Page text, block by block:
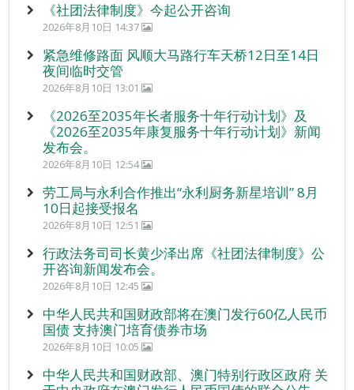
《社团法律制度》今起公开咨询
2026年8月10日 14:37
紧急维修路面 风顺大马路行车天桥12日至14日
夜间临时交管
2026年8月10日 13:01
《2026至2035年长者服务十年行动计划》及
《2026至2035年康复服务十年行动计划》新闻
发布会。
2026年8月10日 12:54
劳工局与永利合作推出“永利厨务新星培训” 8月
10日起接受报名
2026年8月10日 12:51
行政法务司司长黄少泽出席《社团法律制度》公
开咨询新闻发布会。
2026年8月10日 12:45
中华人民共和国财政部将在澳门发行60亿人民币
国债 支持澳门培育债券市场
2026年8月10日 10:05
中华人民共和国财政部、澳门特别行政区政府 关